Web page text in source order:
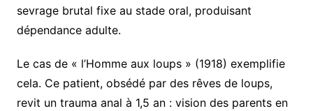
sevrage brutal fixe au stade oral, produisant
dépendance adulte.
Le cas de « l’Homme aux loups » (1918) exemplifie
cela. Ce patient, obsédé par des rêves de loups,
revit un trauma anal à 1,5 an : vision des parents en